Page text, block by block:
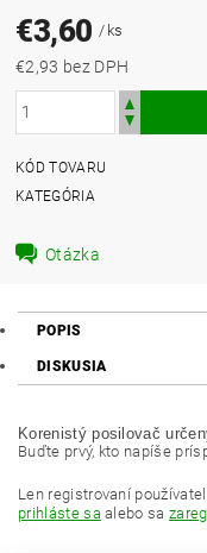
€3,60/ ks
€2,93 bez DPH
KÓD TOVARU
KATEGÓRIA
Otázka
POPIS
DISKUSIA
Korenistý posilovač
Buďte prvý, kto napíše
Len registrovaní
prihláste sa alebo sa